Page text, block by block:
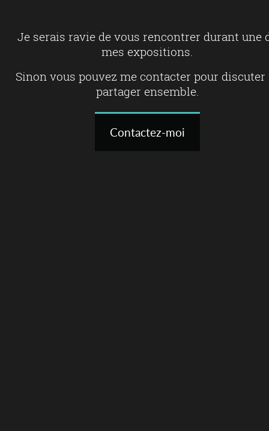
Je serais ravie de vous rencontrer durant une
mes expositions.
Sinon vous pouvez me contacter pour discuter
partager ensemble.
Contactez-moi